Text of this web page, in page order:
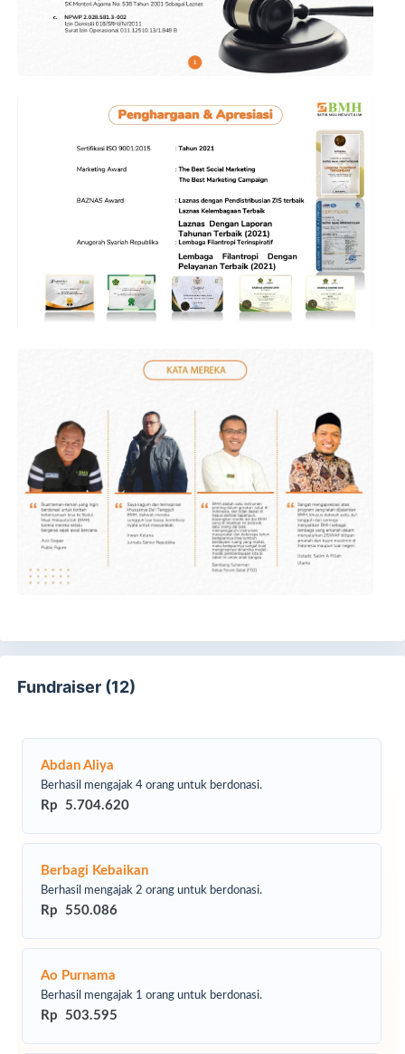
Fundraiser (12)
Abdan Aliya
Berhasil mengajak 4 orang untuk berdonasi.
Rp 5.704.620
Berbagi Kebaikan
Berhasil mengajak 2 orang untuk berdonasi.
Rp 550.086
Ao Purnama
Berhasil mengajak 1 orang untuk berdonasi.
Rp 503.595